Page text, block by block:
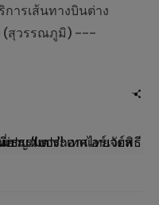
การเส้นทางบินต่าง
ฯ (สุวรรณภูมิ) ---